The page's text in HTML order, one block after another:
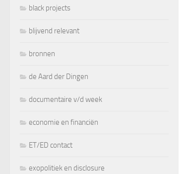
black projects
blijvend relevant
bronnen
de Aard der Dingen
documentaire v/d week
economie en financiën
ET/ED contact
exopolitiek en disclosure